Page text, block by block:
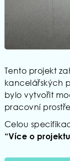
Tento projekt
kancelářských
bylo vytvořit
pracovní
Celou
“Více o